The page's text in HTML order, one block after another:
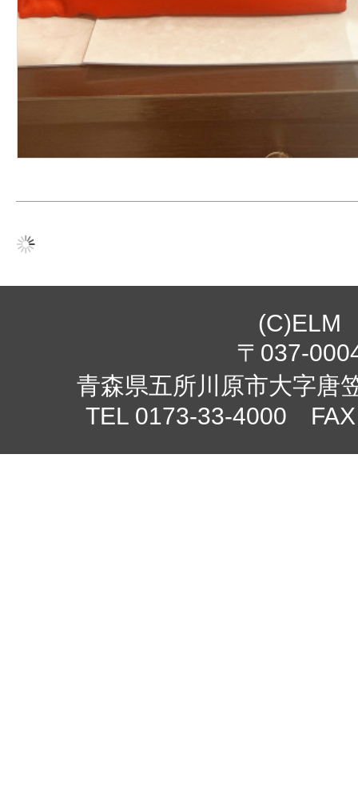
(C)ELM
〒037-
青森県五所川原市大字唐
TEL 0173-33-4000